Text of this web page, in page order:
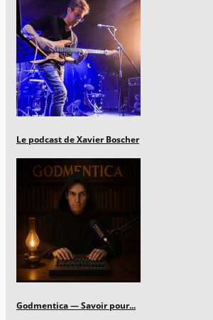
Le podcast de Xavier Boscher
Godmentica — Savoir pour...